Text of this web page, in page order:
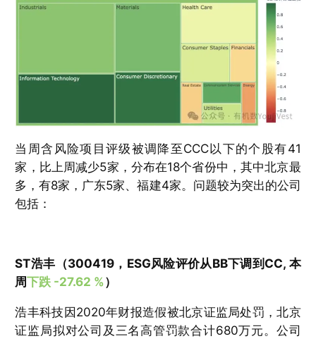
当周含风险项目评级被调降至CCC以下的个股有41
家，比上周减少5家，分布在18个省份中，其中北京最
多，有8家，广东5家、福建4家。问题较为突出的公司
包括：
ST浩丰（300419，ESG风险评价从BB下调到CC, 本
周下跌 -27.62 %）
浩丰科技因2020年财报造假被北京证监局处罚，北京
证监局拟对公司及三名高管罚款合计680万元。公司